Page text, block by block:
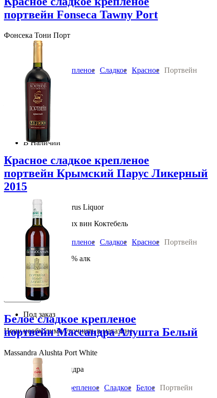
портвейн Fonseca Tawny Port
Фонсека Тони Порт
Fonseca
Вино: Крепленое Сладкое Красное Портвейн
0.75 л 20 % алк
Португалия Дору
1 750 руб.
В корзину
В Наличии
Красное сладкое крепленое
портвейн Крымский Парус Ликерный
2015
Portwein Krimskiy Parus Liquor
Завод марочных вин Коктебель
Вино: Крепленое Сладкое Красное Портвейн
2015 год 0.75 л 17.5 % алк
Россия Крым
руб.
В корзину
Под заказ
Цену необходимо уточнить в магазине
Белое сладкое крепленое
портвейн Массандра Алушта Белый
Massandra Alushta Port White
НПАО Массандра
Вино: Крепленое Сладкое Белое Портвейн